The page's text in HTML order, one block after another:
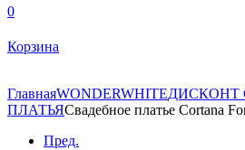
0
Корзина
ГлавнаяWONDERWHITEДИСКОНТ
ПЛАТЬЯСвадебное платье Cortana
Пред.